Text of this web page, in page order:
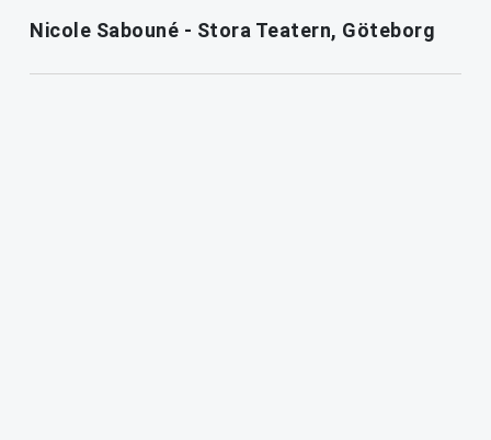
Nicole Sabouné - Stora Teatern, Göteborg